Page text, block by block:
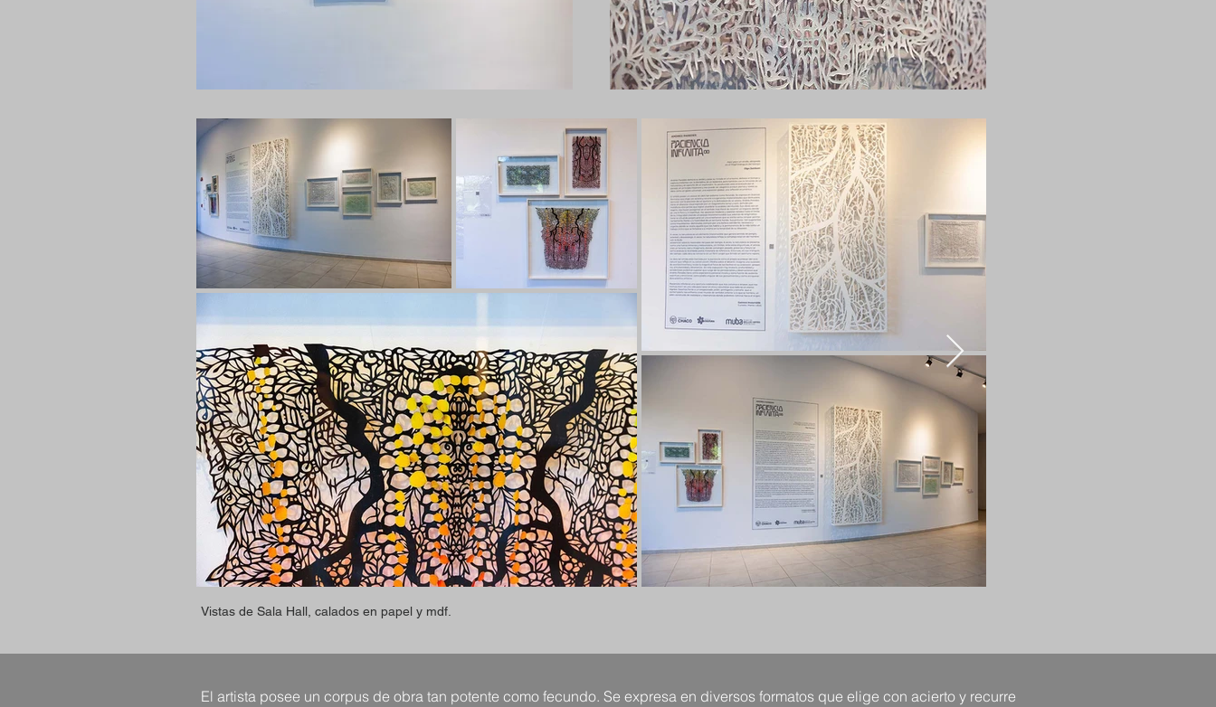
Vistas de Sala Hall, calados en papel y mdf.
El artista posee un corpus de obra tan potente como fecundo. Se expresa en diversos formatos que elige con acierto y recurre